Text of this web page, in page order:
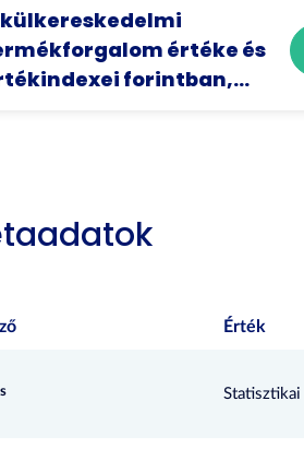
értéke és
forintban,...
Érték
Statisztikai